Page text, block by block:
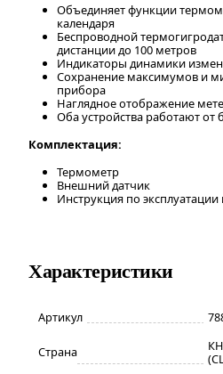
Объединяет функции
календаря
Беспроводной
дистанции до 100 метров
Индикаторы динамики
Сохранение максимумов и
прибора
Наглядное отображение
Оба устройства работают от
Комплектация:
Термометр
Внешний датчик
Инструкция по
Характеристики
Артикул
Страна